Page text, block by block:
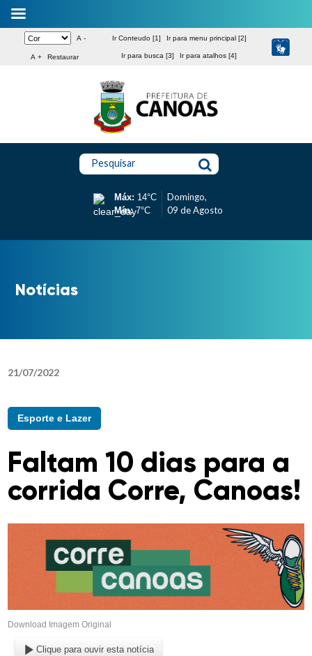
A -
A + Restaurar
Ir Conteudo [1] Ir para menu principal [2]
Ir para busca [3] Ir para atalhos [4]
Pesquisar
Máx: 14°C
Mín:7°C
Domingo,
09 de Agosto
Notícias
21/07/2022
Esporte e Lazer
Faltam 10 dias para a
corrida Corre, Canoas!
Download Imagem Original
Clique para ouvir esta notícia